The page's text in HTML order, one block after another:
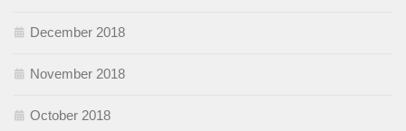
December 2018
November 2018
October 2018